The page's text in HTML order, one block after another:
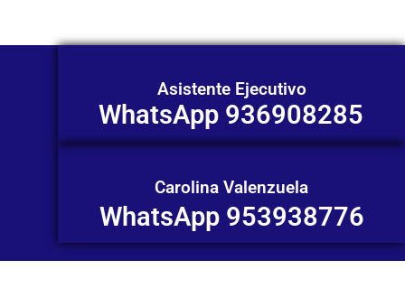
Asistente Ejecutivo
WhatsApp 936908285
Carolina Valenzuela
WhatsApp 953938776